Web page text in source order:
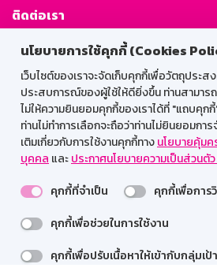
นโยบายการใช้คุกกี้ (Cookies
เว็บไซต์ของเราจะจัดเก็บคุกกี้เพื่อวัตถุประ
ประสบการณ์ของผู้ใช้ให้ดียิ่งขึ้น ท่านสามาร
ไม่ให้ความยินยอมคุกกี้ของเราได้ที่ "แถบคุก
ท่านไม่ทำการเลือกจะถือว่าท่านไม่ยินยอมก
เติมเกี่ยวกับการใช้งานคุกกี้ทางนโยบายคุ้ม
บุคคล และประกาศนโยบายความเป็นส่วนตั
คุกกี้ที่จำเป็น
คุกกี้เพื่อการ
คุกกี้เพื่อช่วยในการใช้งาน
คุกกี้เพื่อปรับเนื้อหาให้เข้ากับกลุ่มเป้
ติดต่อเรา
GSB Society:
สำหรับพนักงาน
Web HR
GSB Wisdom
เข้าสู่ระบบเน็ตเมล
รองรับการใช้งานได้ดีบนเว็บ